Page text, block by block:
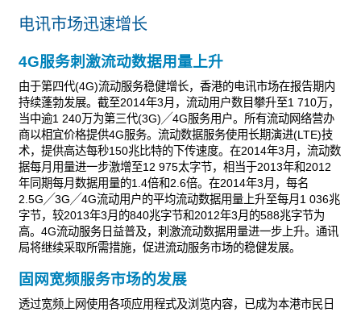
电讯市场迅速增长
4G服务刺激流动数据用量上升
由于第四代(4G)流动服务稳健增长，香港的电讯市场在报告期内
持续蓬勃发展。截至2014年3月，流动用户数目攀升至1 710万，
当中逾1 240万为第三代(3G)╱4G服务用户。所有流动网络营办
商以相宜价格提供4G服务。流动数据服务使用长期演进(LTE)技
术，提供高达每秒150兆比特的下传速度。在2014年3月，流动数
据每月用量进一步激增至12 975太字节，相当于2013年和2012
年同期每月数据用量的1.4倍和2.6倍。在2014年3月，每名
2.5G╱3G╱4G流动用户的平均流动数据用量上升至每月1 036兆
字节，较2013年3月的840兆字节和2012年3月的588兆字节为
高。4G流动服务日益普及，刺激流动数据用量进一步上升。通讯
局将继续采取所需措施，促进流动服务市场的稳健发展。
固网宽频服务市场的发展
透过宽频上网使用各项应用程式及浏览内容，已成为本港市民日